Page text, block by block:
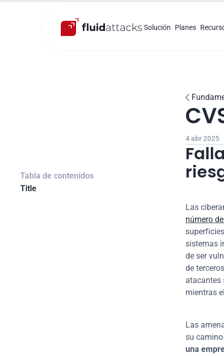
Solución Planes
Tabla de contenidos
Title

4 abr 2025
número
sistemas
de ser
de
atacantes
mientras
Las
su
una